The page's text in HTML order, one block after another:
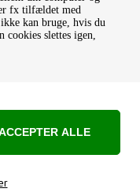
fx tilfældet med
kan bruge, hvis du
cookies slettes igen,
TOPNØGLESÆT MED
A-15GOTH